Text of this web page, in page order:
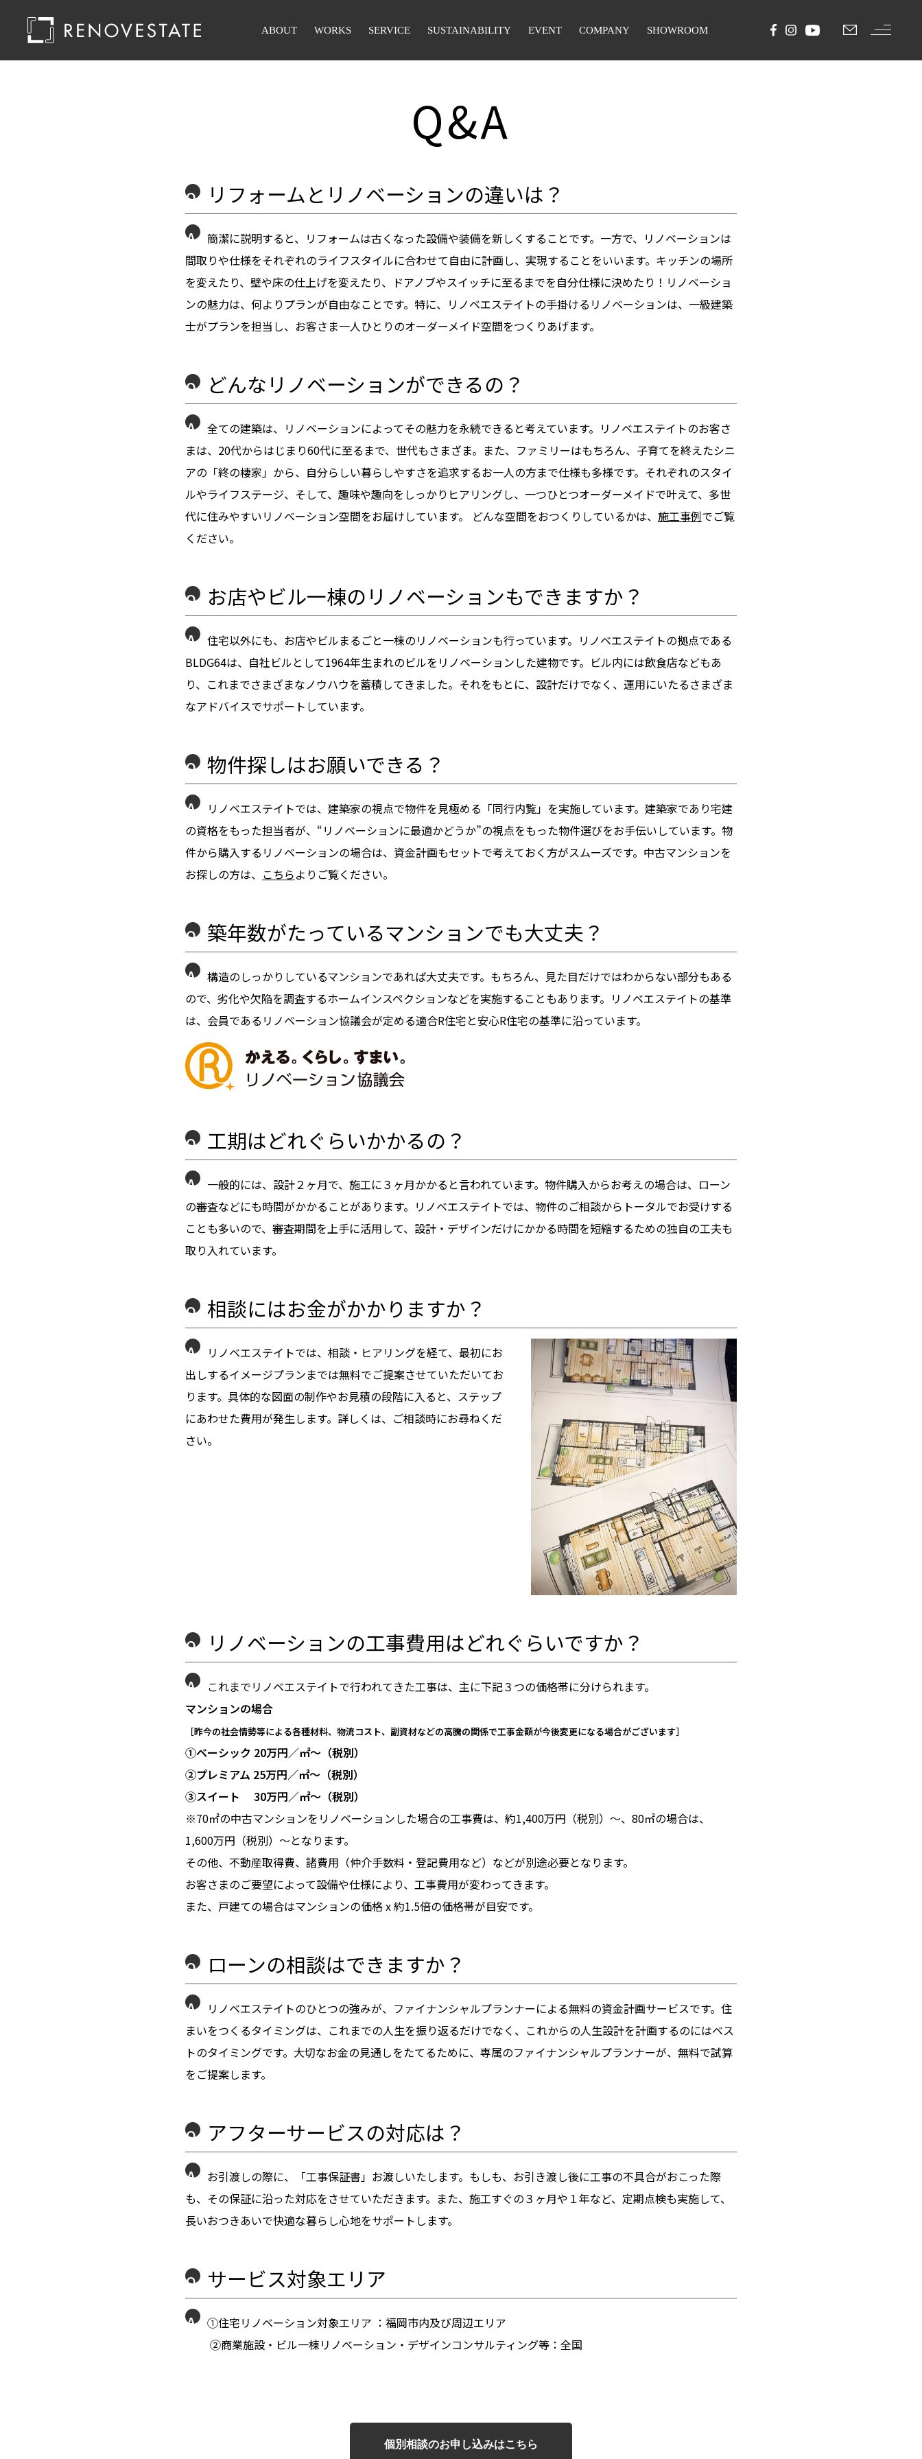
ABOUT WORKS SERVICE SUSTAINABILITY EVENT COMPANY SHOWROOM
Q&A
Q リフォームとリノベーションの違いは？
A 簡潔に説明すると、リフォームは古くなった設備や装備を新しくすることです。一方で、リノベーションは
間取りや仕様をそれぞれのライフスタイルに合わせて自由に計画し、実現することをいいます。キッチンの場所
を変えたり、壁や床の仕上げを変えたり、ドアノブやスイッチに至るまでを自分仕様に決めたり！リノベーショ
ンの魅力は、何よりプランが自由なことです。特に、リノベエステイトの手掛けるリノベーションは、一級建築
士がプランを担当し、お客さま一人ひとりのオーダーメイド空間をつくりあげます。
Q どんなリノベーションができるの？
A 全ての建築は、リノベーションによってその魅力を永続できると考えています。リノベエステイトのお客さ
まは、20代からはじまり60代に至るまで、世代もさまざま。また、ファミリーはもちろん、子育てを終えたシニ
アの「終の棲家」から、自分らしい暮らしやすさを追求するお一人の方まで仕様も多様です。それぞれのスタイ
ルやライフステージ、そして、趣味や趣向をしっかりヒアリングし、一つひとつオーダーメイドで叶えて、多世
代に住みやすいリノベーション空間をお届けしています。 どんな空間をおつくりしているかは、 施工事例でご覧
ください。
Q お店やビル一棟のリノベーションもできますか？
A 住宅以外にも、お店やビルまるごと一棟のリノベーションも行っています。リノベエステイトの拠点である
BLDG64は、自社ビルとして1964年生まれのビルをリノベーションした建物です。ビル内には飲食店などもあ
り、これまでさまざまなノウハウを蓄積してきました。それをもとに、設計だけでなく、運用にいたるさまざま
なアドバイスでサポートしています。
Q 物件探しはお願いできる？
A
リノベエステイトでは、建築家の視点で物件を見極める「同行内覧」を実施しています。建築家であり宅建
の資格をもった担当者が、“リノベーションに最適かどうか”の視点をもった物件選びをお手伝いしています。物
件から購入するリノベーションの場合は、資金計画もセットで考えておく方がスムーズです。中古マンションを
お探しの方は、 こちらよりご覧ください。
Q 築年数がたっているマンションでも大丈夫？
A 構造のしっかりしているマンションであれば大丈夫です。もちろん、見た目だけではわからない部分もある
ので、劣化や欠陥を調査するホームインスペクションなどを実施することもあります。リノベエステイトの基準
は、会員であるリノベーション協議会が定める適合R住宅と安心R住宅の基準に沿っています。
Q 工期はどれぐらいかかるの？
A 一般的には、設計２ヶ月で、施工に３ヶ月かかると言われています。物件購入からお考えの場合は、ローン
の審査などにも時間がかかることがあります。リノベエステイトでは、物件のご相談からトータルでお受けする
ことも多いので、審査期間を上手に活用して、設計・デザインだけにかかる時間を短縮するための独自の工夫も
取り入れています。
Q 相談にはお金がかかりますか？
A
リノベエステイトでは、相談・ヒアリングを経て、最初にお
出しするイメージプランまでは無料でご提案させていただいてお
ります。具体的な図面の制作やお見積の段階に入ると、ステップ
にあわせた費用が発生します。詳しくは、ご相談時にお尋ねくだ
さい。
Q リノベーションの工事費用はどれぐらいですか？
A これまでリノベエステイトで行われてきた工事は、主に下記３つの価格帯に分けられます。
マンションの場合
［昨今の社会情勢等による各種材料、物流コスト、副資材などの高騰の関係で工事金額が今後変更になる場合がございます］
①ベーシック 20万円／㎡〜（税別）
②プレミアム 25万円／㎡〜（税別）
③スイート 30万円／㎡〜（税別）
※70㎡の中古マンションをリノベーションした場合の工事費は、約1,400万円（税別）〜、80㎡の場合は、
1,600万円（税別）〜となります。
その他、不動産取得費、諸費用（仲介手数料・登記費用など）などが別途必要となります。
お客さまのご要望によって設備や仕様により、工事費用が変わってきます。
また、戸建ての場合はマンションの価格 x 約1.5倍の価格帯が目安です。
Q ローンの相談はできますか？
A
リノベエステイトのひとつの強みが、ファイナンシャルプランナーによる無料の資金計画サービスです。住
まいをつくるタイミングは、これまでの人生を振り返るだけでなく、これからの人生設計を計画するのにはベス
トのタイミングです。大切なお金の見通しをたてるために、専属のファイナンシャルプランナーが、無料で試算
をご提案します。
Q アフターサービスの対応は？
A お引渡しの際に、「工事保証書」お渡しいたします。もしも、お引き渡し後に工事の不具合がおこった際
も、その保証に沿った対応をさせていただきます。また、施工すぐの３ヶ月や１年など、定期点検も実施して、
長いおつきあいで快適な暮らし心地をサポートします。
Q サービス対象エリア
A ①住宅リノベーション対象エリア ：福岡市内及び周辺エリア
②商業施設・ビル一棟リノベーション・デザインコンサルティング等：全国
個別相談のお申し込みはこちら